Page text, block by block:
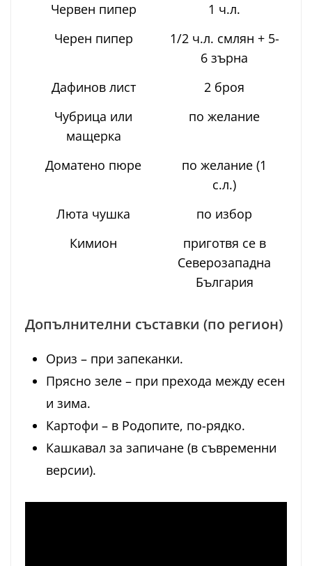
Червен пипер
1 ч.л.
Черен пипер
1/2 ч.л. смлян + 5-
6 зърна
Дафинов лист
2 броя
Чубрица или
мащерка
по желание
Доматено пюре
по желание (1
с.л.)
Люта чушка
по избор
Кимион
приготвя се в
Северозападна
България
Допълнителни съставки (по регион)
Ориз – при запеканки.
Прясно зеле – при прехода между есен
и зима.
Картофи – в Родопите, по-рядко.
Кашкавал за запичане (в съвременни
версии).